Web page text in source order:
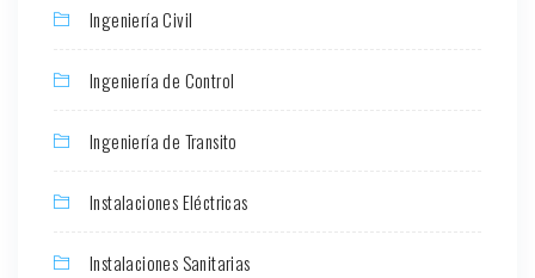
Ingeniería Civil
Ingeniería de Control
Ingeniería de Transito
Instalaciones Eléctricas
Instalaciones Sanitarias